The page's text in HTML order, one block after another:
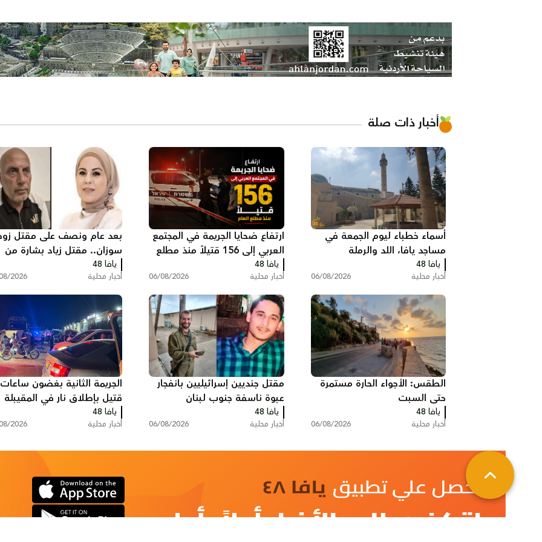
أخبار ذات صلة
أسماء خطباء ليوم الجمعة في
مساجد يافا، اللد والرملة
يافا 48
أخبار محلية 06/08/2026
ارتفاع ضحايا الجريمة في المجتمع
العربي إلى 156 قتيلاً منذ مطلع
العام
يافا 48
أخبار محلية 06/08/2026
بعد عام ونصف على مقتل
سوزان.. مقتل زياد بشارة من
الطيرة في الطيبة
يافا 48
أخبار محلية 2026
الطقس: الأجواء الحارة مستمرة
حتى السبت
يافا 48
أخبار محلية 06/08/2026
مقتل جنديين إسرائيليين بانفجار
عبوة ناسفة جنوب لبنان
يافا 48
أخبار محلية 06/08/2026
الجريمة الثانية بغضون
قتيل بإطلاق نار في المقيبلة
يافا 48
أخبار محلية 2026